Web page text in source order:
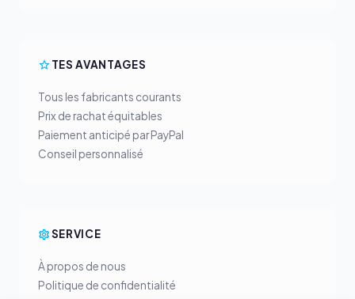
TES AVANTAGES
Tous les fabricants courants
Prix de rachat équitables
Paiement anticipé par PayPal
Conseil personnalisé
SERVICE
À propos de nous
Politique de confidentialité